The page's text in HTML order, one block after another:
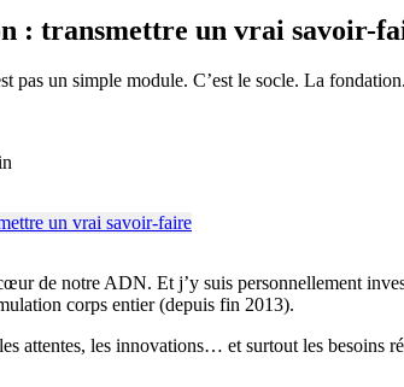
: transmettre un vrai savoir-
pas un simple module. C’est le socle. La
de notre ADN. Et j’y suis personnellement
corps entier (depuis fin 2013).
attentes, les innovations… et surtout les besoins